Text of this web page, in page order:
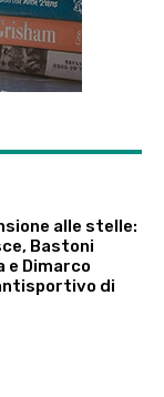
alle stelle:
Bastoni
e Dimarco
di